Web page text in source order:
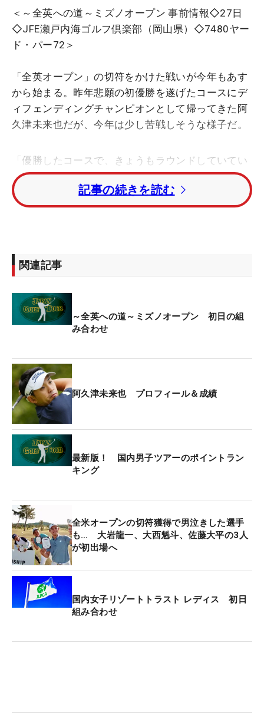
＜～全英への道～ミズノオープン 事前情報◇27日
◇JFE瀬戸内海ゴルフ倶楽部（岡山県）◇7480ヤー
ド・パー72＞
「全英オープン」の切符をかけた戦いが今年もあす
から始まる。昨年悲願の初優勝を遂げたコースにデ
ィフェンディングチャンピオンとして帰ってきた阿
久津未来也だが、今年は少し苦戦しそうな様子だ。
「優勝したコースで、きょうもラウンドしていてい
いイメージのホールがありました。ただ、スイング
でイメージとかみ合っていない部分があって、今年
はなかなかタフな戦いになりそうです」
があるから。「前澤杯くらいからちょっとおかしく
て。振って曲がるならいいんですけど、今は振って
いても、関西オープンでも日本プロでも、ダボを叩
いて予選通過に1打届かなかった。ちょっと変に意
識し始めてしまっていますね」。
しかし、今大会は全長7480ヤードで、瀬戸内海の強
風が吹くタフなコース。阿久津も「ドライバーのテ
ィショットの貢献がかなり大きい」と理解している
が、「試合はあすから始まるので、今できることを
どうにか頑張りたい」とスイングを大きく変えるこ
とは難しい。
て、“飛ぶ3W”を入れようか考えています」とクラブ
に活路を見出そうとしている。
テーラーメイドのツアーレップに確認すると「フェ
ースがチタン、ロフトも立っているプロトタイプが
あるので、それをお渡ししました」とのこと。実際
に見せてもらうと、ソールに3つの可変ウェイトが
記事の続きを読む
関連記事
～全英への道～ミズノオープン 初日の組
み合わせ
阿久津未来也 プロフィール＆成績
最新版！ 国内男子ツアーのポイントラン
キング
全米オープンの切符獲得で男泣きした選手
も… 大岩龍一、大西魁斗、佐藤大平の3人
が初出場へ
国内女子リゾートトラスト レディス 初日
組み合わせ